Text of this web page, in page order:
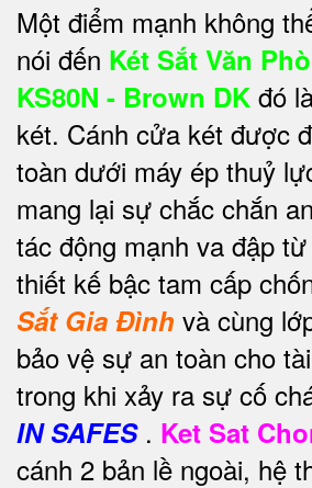
Một điểm mạnh không
nói đến Két Sắt Văn
KS80N - Brown DK đó
két. Cánh cửa két được
toàn dưới máy ép thuỷ
mang lại sự chắc chắn
tác động mạnh va đập
thiết kế bậc tam cấp
Sắt Gia Đình và cùng
bảo vệ sự an toàn cho
trong khi xảy ra sự cố
IN SAFES. Ket Sat
cánh 2 bản lề ngoài, hệ